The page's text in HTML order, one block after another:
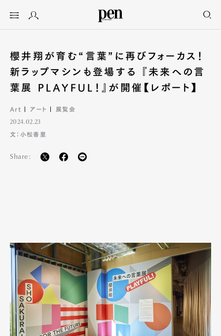
櫻井翔が育む“言葉”に再びフォーカス！
新ラップマシンも登場する 『未来への言
葉展 PLAYFUL！』が開催【レポート】
Art アート 展覧会
2024.02.23
文：小松香里
Share: